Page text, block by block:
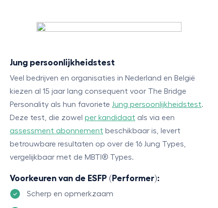
Jung persoonlijkheidstest
Veel bedrijven en organisaties in Nederland en België
kiezen al 15 jaar lang consequent voor The Bridge
Personality als hun favoriete Jung persoonlijkheidstest.
Deze test, die zowel per kandidaat als via een
assessment abonnement beschikbaar is, levert
betrouwbare resultaten op over de 16 Jung Types,
vergelijkbaar met de MBTI® Types.
Voorkeuren van de ESFP (Performer):
Scherp en opmerkzaam